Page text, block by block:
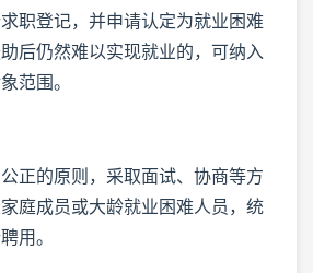
职登记，并申请认定为就业困难
后仍然难以实现就业的，可纳入
范围。
正的原则，采取面试、协商等方
庭成员或大龄就业困难人员，统
用。